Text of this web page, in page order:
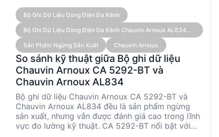
Bộ Ghi Dữ Liệu Dòng Điện Đa Kênh
Bộ Ghi Dữ Liệu Dòng Điện Đa Kênh Chauvin Arnoux AL834
Sản Phẩm Ngừng Sản Xuất
Chauvin Arnoux
So sánh kỹ thuật giữa Bộ ghi dữ liệu
Chauvin Arnoux CA 5292-BT và
Chauvin Arnoux AL834
Bộ ghi dữ liệu Chauvin Arnoux CA 5292-BT và
Chauvin Arnoux AL834 đều là sản phẩm ngừng
sản xuất, nhưng vẫn được đánh giá cao trong lĩnh
vực đo lường kỹ thuật. CA 5292-BT nổi bật với